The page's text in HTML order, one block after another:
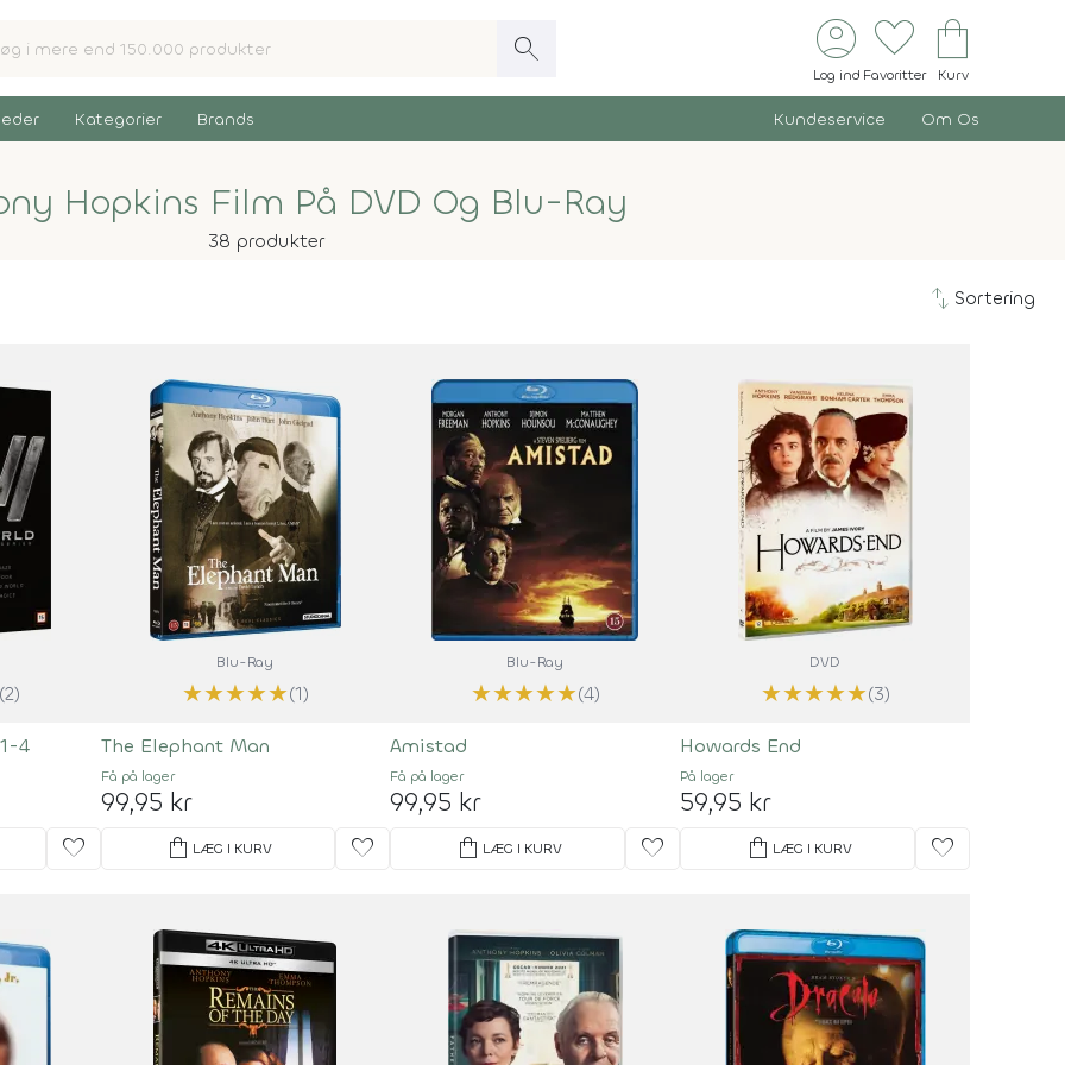
search account_circle
Log ind
favorite
Favoritter
shopping_bag
Kurv
Kategorier Brands Kundeservice Om Os
Hopkins Film På DVD Og Blu-Ray
38 produkter
swap_vert Sortering
4
favorite
Blu-Ray
★★★★★(1)
The Elephant Man
Få på lager
99,95 kr
shopping_bag LÆG I KURV favorite
Blu-Ray
★★★★★(4)
Amistad
Få på lager
99,95 kr
shopping_bag LÆG I KURV favorite
DVD
★★★★★(3)
Howards End
På lager
59,95 kr
shopping_bag LÆG I KURV favorite